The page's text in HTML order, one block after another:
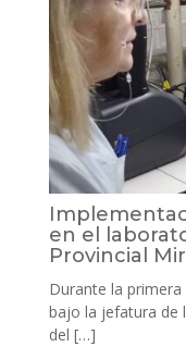
en el
Provincial
Durante la
bajo la jefatura de
del […]